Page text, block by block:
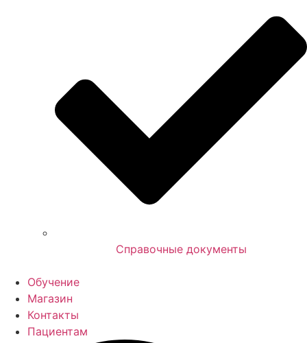
Справочные документы
Обучение
Магазин
Контакты
Пациентам